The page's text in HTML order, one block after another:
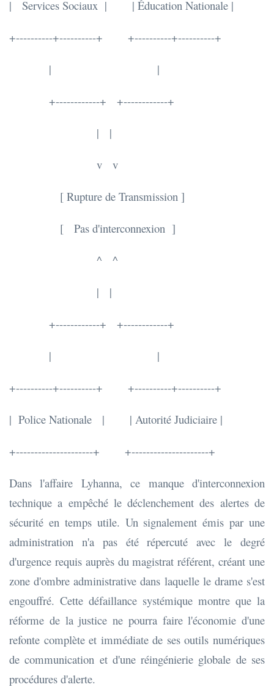
| Services Sociaux | | Éducation Nationale |
+----------+----------+ +----------+----------+
| |
+------------+ +------------+
| |
v v
[ Rupture de Transmission ]
[ Pas d'interconnexion ]
^ ^
| |
+------------+ +------------+
| |
+----------+----------+ +----------+----------+
| Police Nationale | | Autorité Judiciaire |
+---------------------+ +---------------------+
Dans l'affaire Lyhanna, ce manque d'interconnexion
technique a empêché le déclenchement des alertes de
sécurité en temps utile. Un signalement émis par une
administration n'a pas été répercuté avec le degré
d'urgence requis auprès du magistrat référent, créant une
zone d'ombre administrative dans laquelle le drame s'est
engouffré. Cette défaillance systémique montre que la
réforme de la justice ne pourra faire l'économie d'une
refonte complète et immédiate de ses outils numériques
de communication et d'une réingénierie globale de ses
procédures d'alerte.